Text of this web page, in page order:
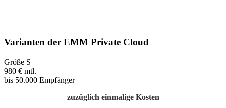
Varianten der EMM Private Cloud
Größe S
980 € mtl.
bis 50.000 Empfänger
zuzüglich einmalige Kosten